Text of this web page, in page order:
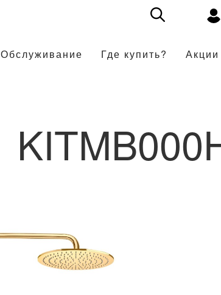
Обслуживание Где купить? Акции